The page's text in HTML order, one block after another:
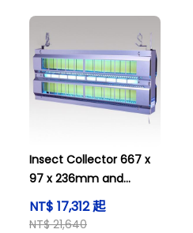
Insect Collector 667 x
97 x 236mm and
others
NT$ 17,312 起
NT$ 21,640